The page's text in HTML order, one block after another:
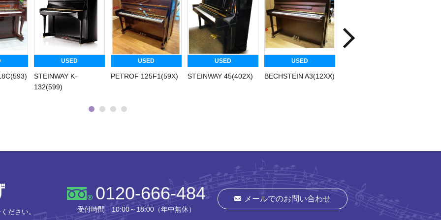
USED
STEINWAY K-
132(599)
USED
PETROF 125F1(59X)
USED
STEINWAY 45(402X)
USED
BECHSTEIN A3(12XX)
株式会社ピアノプラザ
ださい。
0120-666-484
受付時間 10:00～18:00（年中無休）
メールでのお問い合わせ